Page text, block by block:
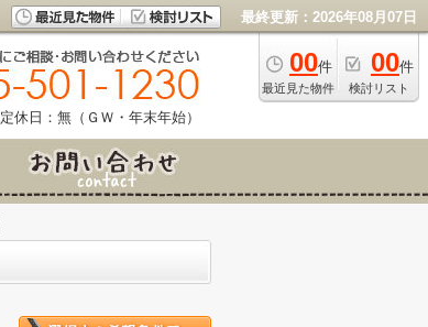
最終更新：2026年08月07日
00件
最近見た物件
00件
検討リスト
定休日：無（ＧＷ・年末年始）